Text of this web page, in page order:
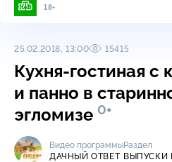
18+
25.02.2018, 13:00 15415
Кухня-гостиная с
и панно в
эгломизе 0+
Видео программы
ДАЧНЫЙ ОТВЕТ
Раздел
ВЫПУСКИ